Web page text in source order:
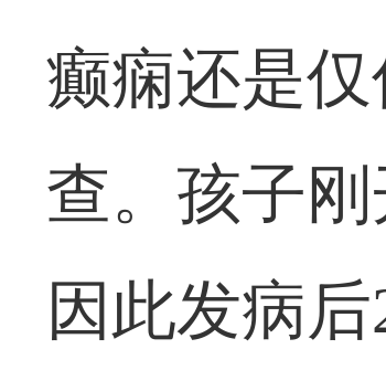
癫痫还是
查。孩子
因此发病